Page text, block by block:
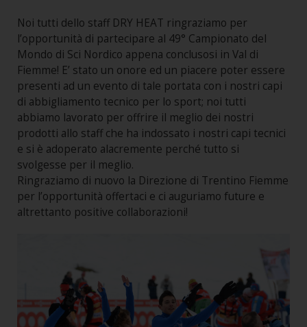
Noi tutti dello staff DRY HEAT ringraziamo per
l’opportunità di partecipare al 49° Campionato del
Mondo di Sci Nordico appena conclusosi in Val di
Fiemme! E’ stato un onore ed un piacere poter essere
presenti ad un evento di tale portata con i nostri capi
di abbigliamento tecnico per lo sport; noi tutti
abbiamo lavorato per offrire il meglio dei nostri
prodotti allo staff che ha indossato i nostri capi tecnici
e si è adoperato alacremente perché tutto si
svolgesse per il meglio.
Ringraziamo di nuovo la Direzione di Trentino Fiemme
per l’opportunità offertaci e ci auguriamo future e
altrettanto positive collaborazioni!